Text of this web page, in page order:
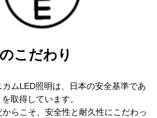
こだわり
ムLED照明は、日本の安全基準であ
取得しています。
らこそ、安全性と耐久性にこだわっ